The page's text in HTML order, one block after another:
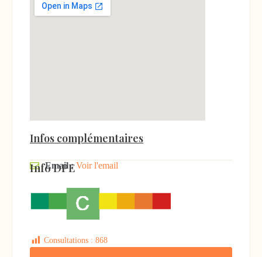
Infos complémentaires
Email : Voir l'email
Info DPE
Consultations : 868